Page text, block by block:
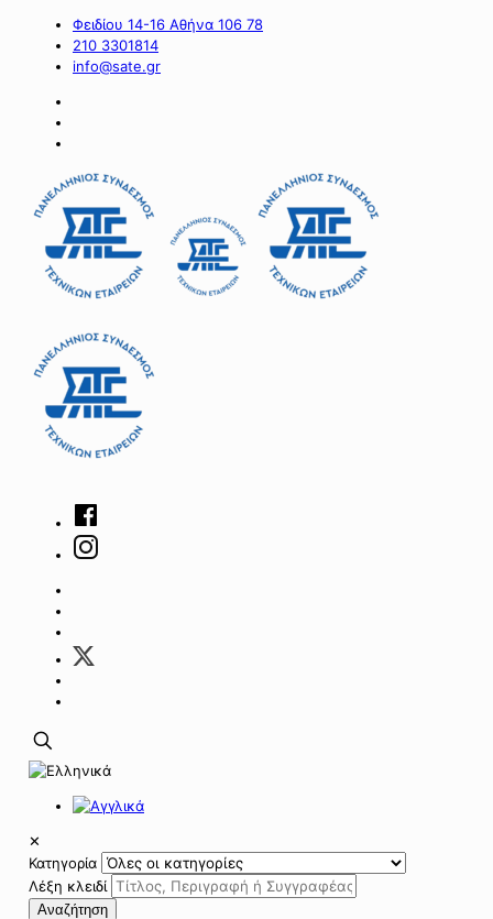
Φειδίου 14-16 Αθήνα 106 78
210 3301814
info@sate.gr
✕
Κατηγορία
Λέξη κλειδί
Αναζήτηση